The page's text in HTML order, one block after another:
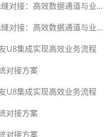
汤臣倍健营销云与畅捷通T+无缝对接：高效数据通道与业务价值升级
汤臣倍健营销云与畅捷通T+无缝对接：高效数据通道与业务价值升级
U8集成实现高效业务流程
对接方案
U8集成实现高效业务流程
对接方案
对接方案